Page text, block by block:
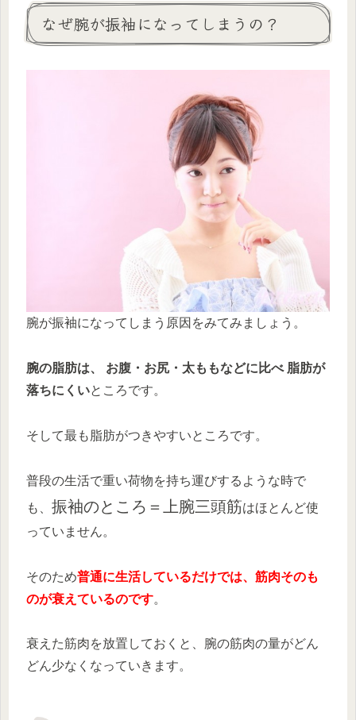
なぜ腕が振袖になってしまうの？
腕が振袖になってしまう原因をみてみましょう。
腕の脂肪は、 お腹・お尻・太ももなどに比べ 脂肪が
落ちにくいところです。
そして最も脂肪がつきやすいところです。
普段の生活で重い荷物を持ち運びするような時で
も、 振袖のところ＝上腕三頭筋はほとんど使
っていません。
そのため普通に生活しているだけでは、筋肉そのも
のが衰えているのです。
衰えた筋肉を放置しておくと、腕の筋肉の量がどん
どん少なくなっていきます。